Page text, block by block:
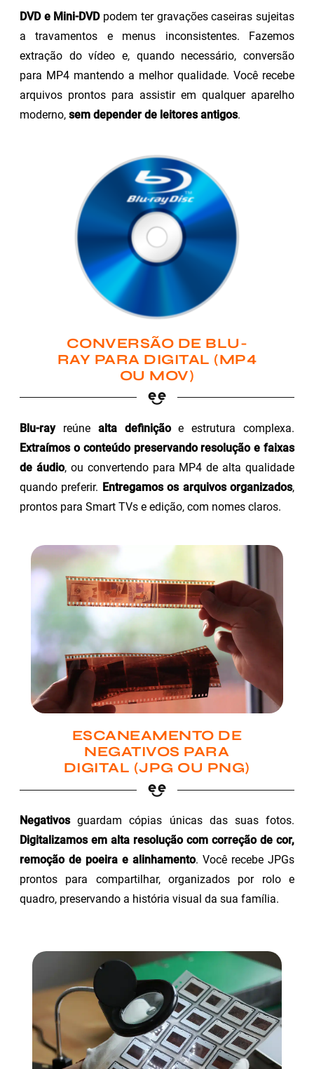
DVD e Mini-DVDpodem ter gravações caseiras sujeitas
a travamentos e menus inconsistentes. Fazemos
extração do vídeo e, quando necessário, conversão
para MP4 mantendo a melhor qualidade. Você recebe
arquivos prontos para assistir em qualquer aparelho
moderno, sem depender de leitores antigos.
CONVERSÃO DE BLU-
RAY PARA DIGITAL (MP4
OU MOV)
Blu-rayreúne alta definiçãoe estrutura complexa.
Extraímos o conteúdo preservando resolução e faixas
de áudio, ou convertendo para MP4 de alta qualidade
quando preferir. Entregamos os arquivos organizados,
prontos para Smart TVs e edição, com nomes claros.
ESCANEAMENTO DE
NEGATIVOS PARA
DIGITAL (JPG OU PNG)
Negativosguardam cópias únicas das suas fotos.
Digitalizamos em alta resolução com correção de cor,
remoção de poeira e alinhamento. Você recebe JPGs
prontos para compartilhar, organizados por rolo e
quadro, preservando a história visual da sua família.